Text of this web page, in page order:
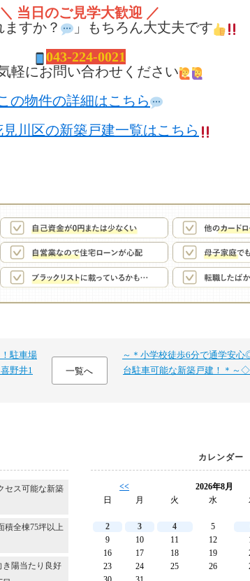
＼ 当日のご見学大歓迎 ／
すか？
」もちろん大丈夫です
043-224-0021
軽にお問い合わせください
の物件の詳細はこちら
川区の新築戸建一覧はこちら
駐車場
野井1
一覧へ
～＊小学校徒歩6分で通学安
台駐車可能な新築戸建！＊～
セス可能な新築
積全棟75坪以上
き陽当たり良好
カレンダー
<<
2026年8月
日
月 火 水
2
3 4 5
9
10 11 12
16
17 18 19
23
24 25 26